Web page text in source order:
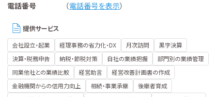
電話番号
（電話番号を表示）
提供サービス
会社設立・起業 経理事務の省力化・DX 月次訪問
黒字決算
決算・税務申告
納税・節税対策 自社の業績把握
部門別の業績管理
同業他社との業績比較
経営助言
経営改善計画書の作成
金融機関からの信用力向上
相続・事業承継
後継者育成